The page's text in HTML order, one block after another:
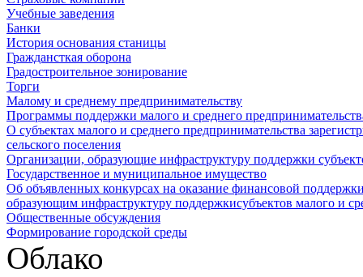
Учебные заведения
Банки
История основания станицы
Граждансткая оборона
Градостроительное зонирование
Торги
Малому и среднему предпринимательству
Программы поддержки малого и среднего
О субъектах малого и среднего предпринимательства
сельского поселения
Организации, образующие инфраструктуру поддержки
Государственное и муниципальное имущество
Об объявленных конкурсах на оказание финансовой
образующим инфраструктуру поддержкисубъектов малого и
Общественные обсуждения
Формирование городской среды
Облако